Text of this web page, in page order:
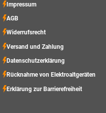
Impressum
AGB
Widerrufsrecht
Versand und Zahlung
Datenschutzerklärung
Rücknahme von Elektroaltgeräten
Erklärung zur Barrierefreiheit